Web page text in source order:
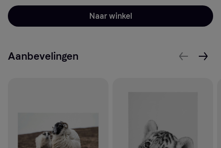
Naar winkel
Aanbevelingen